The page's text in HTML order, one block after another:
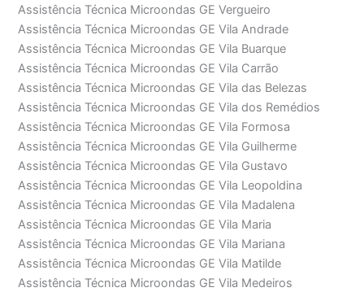
Assistência Técnica Microondas GE Vergueiro
Assistência Técnica Microondas GE Vila Andrade
Assistência Técnica Microondas GE Vila Buarque
Assistência Técnica Microondas GE Vila Carrão
Assistência Técnica Microondas GE Vila das Belezas
Assistência Técnica Microondas GE Vila dos Remédios
Assistência Técnica Microondas GE Vila Formosa
Assistência Técnica Microondas GE Vila Guilherme
Assistência Técnica Microondas GE Vila Gustavo
Assistência Técnica Microondas GE Vila Leopoldina
Assistência Técnica Microondas GE Vila Madalena
Assistência Técnica Microondas GE Vila Maria
Assistência Técnica Microondas GE Vila Mariana
Assistência Técnica Microondas GE Vila Matilde
Assistência Técnica Microondas GE Vila Medeiros